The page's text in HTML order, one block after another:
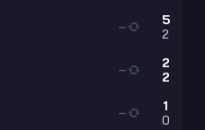
5
2
—
2
2
—
1
0
—